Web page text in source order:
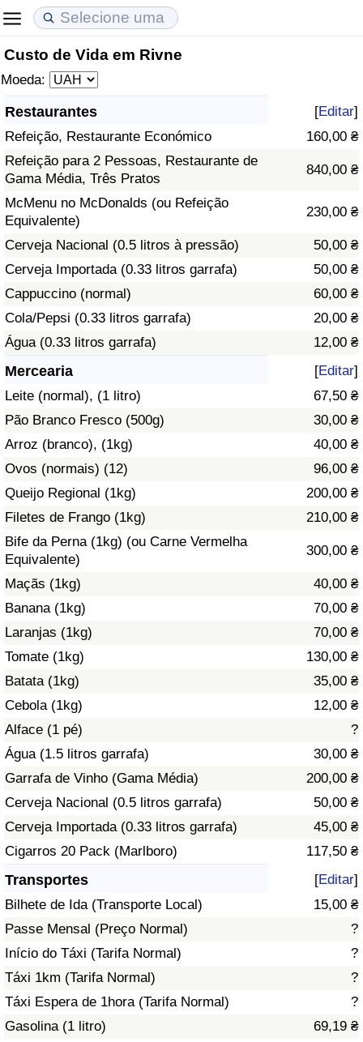
Custo de Vida em Rivne
Moeda:
Restaurantes [Editar]
Refeição, Restaurante Económico
160,00 ₴
Refeição para 2 Pessoas, Restaurante de
Gama Média, Três Pratos
840,00 ₴
McMenu no McDonalds (ou Refeição
Equivalente)
230,00 ₴
Cerveja Nacional (0.5 litros à pressão)
50,00 ₴
Cerveja Importada (0.33 litros garrafa)
50,00 ₴
Cappuccino (normal)
60,00 ₴
Cola/Pepsi (0.33 litros garrafa)
20,00 ₴
Água (0.33 litros garrafa)
12,00 ₴
Mercearia [Editar]
Leite (normal), (1 litro)
67,50 ₴
Pão Branco Fresco (500g)
30,00 ₴
Arroz (branco), (1kg)
40,00 ₴
Ovos (normais) (12)
96,00 ₴
Queijo Regional (1kg)
200,00 ₴
Filetes de Frango (1kg)
210,00 ₴
Bife da Perna (1kg) (ou Carne Vermelha
Equivalente)
300,00 ₴
Maçãs (1kg)
40,00 ₴
Banana (1kg)
70,00 ₴
Laranjas (1kg)
70,00 ₴
Tomate (1kg)
130,00 ₴
Batata (1kg)
35,00 ₴
Cebola (1kg)
12,00 ₴
Alface (1 pé)
?
Água (1.5 litros garrafa)
30,00 ₴
Garrafa de Vinho (Gama Média)
200,00 ₴
Cerveja Nacional (0.5 litros garrafa)
50,00 ₴
Cerveja Importada (0.33 litros garrafa)
45,00 ₴
Cigarros 20 Pack (Marlboro)
117,50 ₴
Transportes [Editar]
Bilhete de Ida (Transporte Local)
15,00 ₴
Passe Mensal (Preço Normal)
?
Início do Táxi (Tarifa Normal)
?
Táxi 1km (Tarifa Normal)
?
Táxi Espera de 1hora (Tarifa Normal)
?
Gasolina (1 litro)
69,19 ₴
Custo de Vida
Indicador de Custo de Vida
Indicador de Custo de Vida Por País
em Aqaba
Preços de Imóveis
Indicador de Preços de Imóveis
Indicador de Preços de Imóveis por País
Qualidade de Vida
Indicador de Qualidade de Vida (Atual)
Índice de qualidade de vida por país
Crime
Taxa do Indicador de Crime (Atual)
Indicador de Crime
Índice de criminalidade por país
Saúde
Indicador de Saúde (Atual)
Indicador de Saúde
Indicador de Saúde por País
Poluição
Índice de poluição
Indicador de Poluição por País
Trânsito
Indicador de Trânsito
Indicador de Trânsito (Atual)
Indicador de Trânsito por País